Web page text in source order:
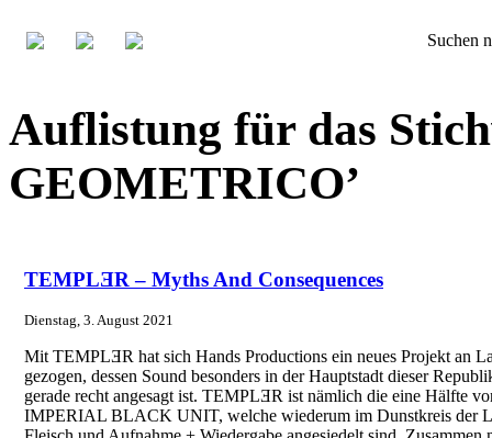
Suchen
Auflistung für das
GEOMETRICO’
TEMPLƎR – Myths And Consequences
Dienstag, 3. August 2021
Mit TEMPLƎR hat sich Hands Productions ein neues Projekt an
gezogen, dessen Sound besonders in der Hauptstadt dieser
gerade recht angesagt ist. TEMPLƎR ist nämlich die eine Hälfte
IMPERIAL BLACK UNIT, welche wiederum im Dunstkreis der